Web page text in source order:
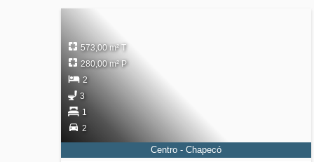
573,00 m² T
280,00 m² P
2
3
1
2
Centro - Chapecó